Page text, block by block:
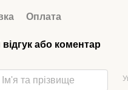
Оплата
або коментар